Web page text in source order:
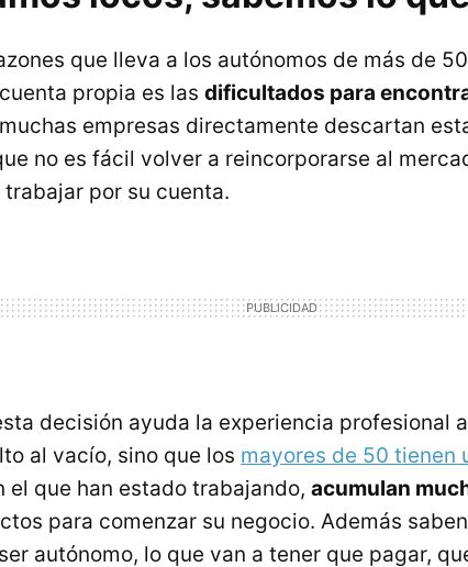
que lleva a los autónomos de más de
propia es las dificultados para
empresas directamente descartan
no es fácil volver a reincorporarse al
por su cuenta.
decisión ayuda la experiencia profesional
al vacío, sino que los mayores de 50 tienen
el que han estado trabajando, acumulan
para comenzar su negocio. Además
autónomo, lo que van a tener que pagar,